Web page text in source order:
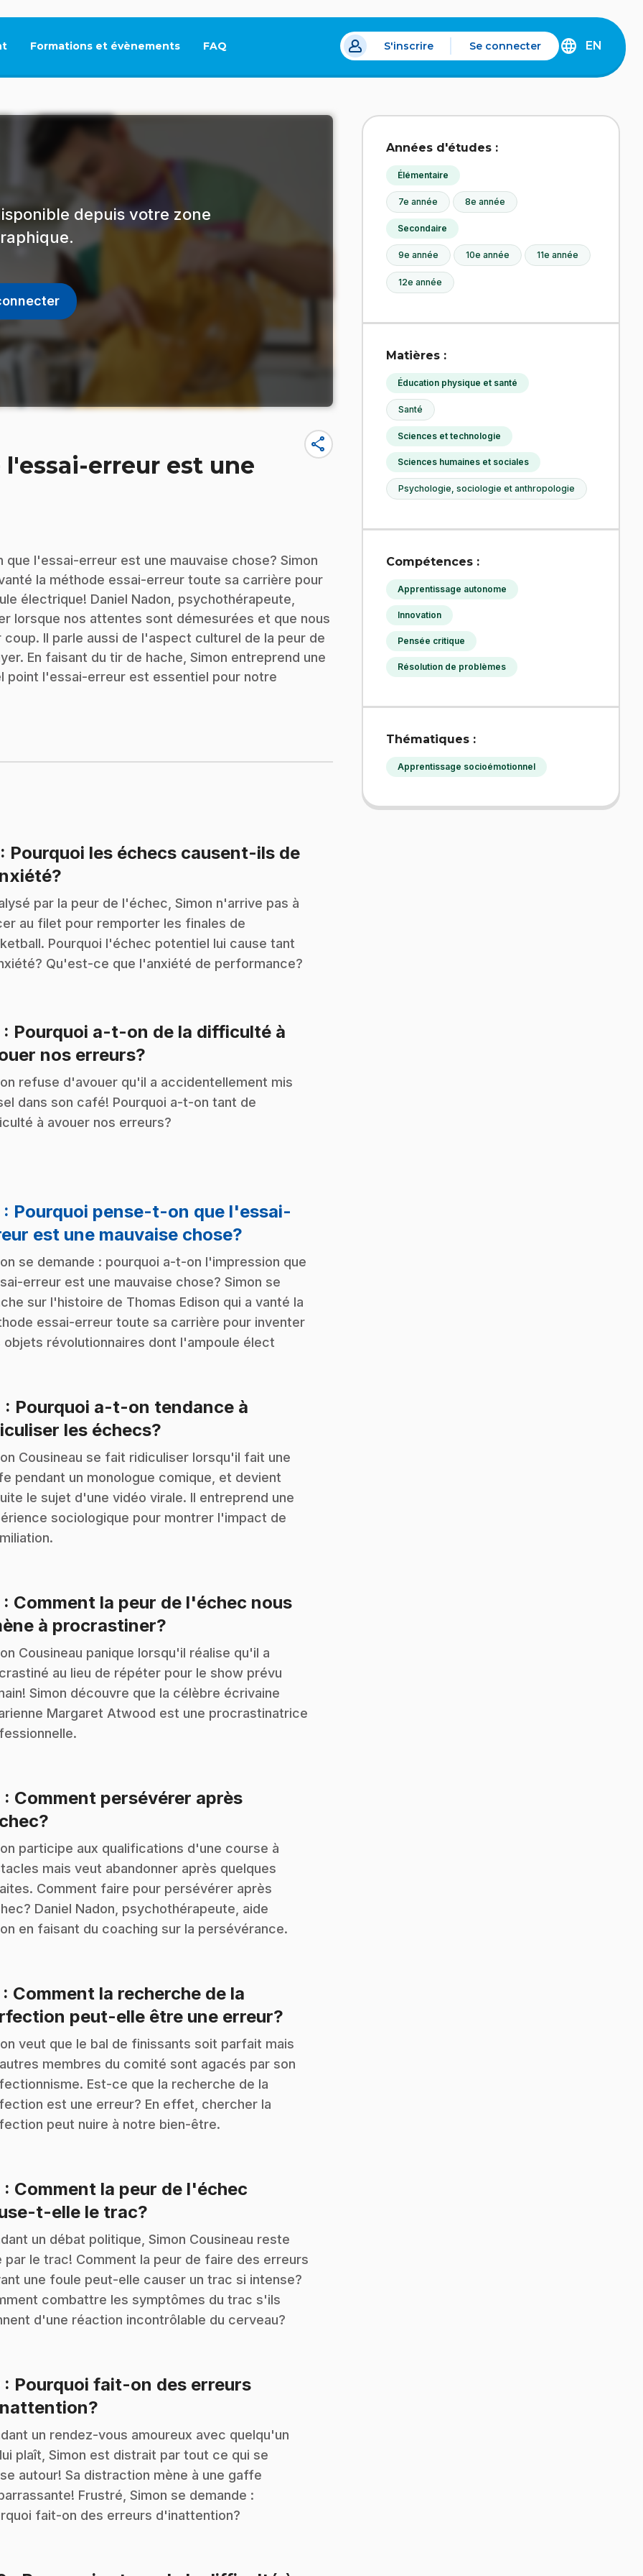
Formations et évènements FAQ
Ce lien s'ouvrira dans un nouvel onglet.
S'inscrire Se connecter
DISCOVER
EN
depuis votre zone
erreur est une
share
l'essai-erreur est une mauvaise chose? Simon
la méthode essai-erreur toute sa carrière pour
électrique! Daniel Nadon, psychothérapeute,
lorsque nos attentes sont démesurées et que nous
Il parle aussi de l'aspect culturel de la peur de
En faisant du tir de hache, Simon entreprend une
point l'essai-erreur est essentiel pour notre
: Pourquoi les échecs causent-ils de
par la peur de l'échec, Simon n'arrive pas à
au filet pour remporter les finales de
Pourquoi l'échec potentiel lui cause tant
Qu'est-ce que l'anxiété de performance?
: Pourquoi a-t-on de la difficulté à
nos erreurs?
refuse d'avouer qu'il a accidentellement mis
dans son café! Pourquoi a-t-on tant de
à avouer nos erreurs?
: Pourquoi pense-t-on que l'essai-
est une mauvaise chose?
se demande : pourquoi a-t-on l'impression que
erreur est une mauvaise chose? Simon se
sur l'histoire de Thomas Edison qui a vanté la
essai-erreur toute sa carrière pour inventer
objets révolutionnaires dont l'ampoule élect
: Pourquoi a-t-on tendance à
les échecs?
Cousineau se fait ridiculiser lorsqu'il fait une
pendant un monologue comique, et devient
le sujet d'une vidéo virale. Il entreprend une
sociologique pour montrer l'impact de
: Comment la peur de l'échec nous
à procrastiner?
Cousineau panique lorsqu'il réalise qu'il a
au lieu de répéter pour le show prévu
Simon découvre que la célèbre écrivaine
Margaret Atwood est une procrastinatrice
: Comment persévérer après
participe aux qualifications d'une course à
mais veut abandonner après quelques
Comment faire pour persévérer après
Daniel Nadon, psychothérapeute, aide
en faisant du coaching sur la persévérance.
: Comment la recherche de la
peut-elle être une erreur?
veut que le bal de finissants soit parfait mais
membres du comité sont agacés par son
Est-ce que la recherche de la
est une erreur? En effet, chercher la
peut nuire à notre bien-être.
: Comment la peur de l'échec
t-elle le trac?
un débat politique, Simon Cousineau reste
par le trac! Comment la peur de faire des erreurs
une foule peut-elle causer un trac si intense?
combattre les symptômes du trac s'ils
d'une réaction incontrôlable du cerveau?
: Pourquoi fait-on des erreurs
un rendez-vous amoureux avec quelqu'un
plaît, Simon est distrait par tout ce qui se
autour! Sa distraction mène à une gaffe
Frustré, Simon se demande :
fait-on des erreurs d'inattention?
Années d'études :
Élémentaire
7e année 8e année
Secondaire
9e année 10e année 11e année
12e année
Matières :
Éducation physique et santé
Santé
Sciences et technologie
Sciences humaines et sociales
Psychologie, sociologie et anthropologie
Compétences :
Apprentissage autonome
Innovation
Pensée critique
Résolution de problèmes
Thématiques :
Apprentissage socioémotionnel